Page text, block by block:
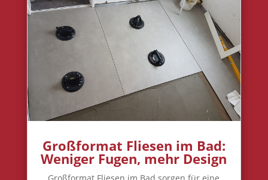
Großformat Fliesen im Bad:
Weniger Fugen, mehr Design